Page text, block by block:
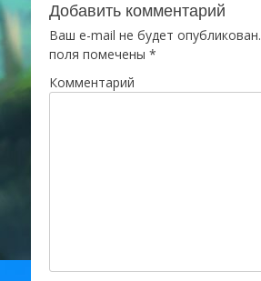
Добавить комментарий
Ваш e-mail не будет опубликован.
поля помечены *
Комментарий